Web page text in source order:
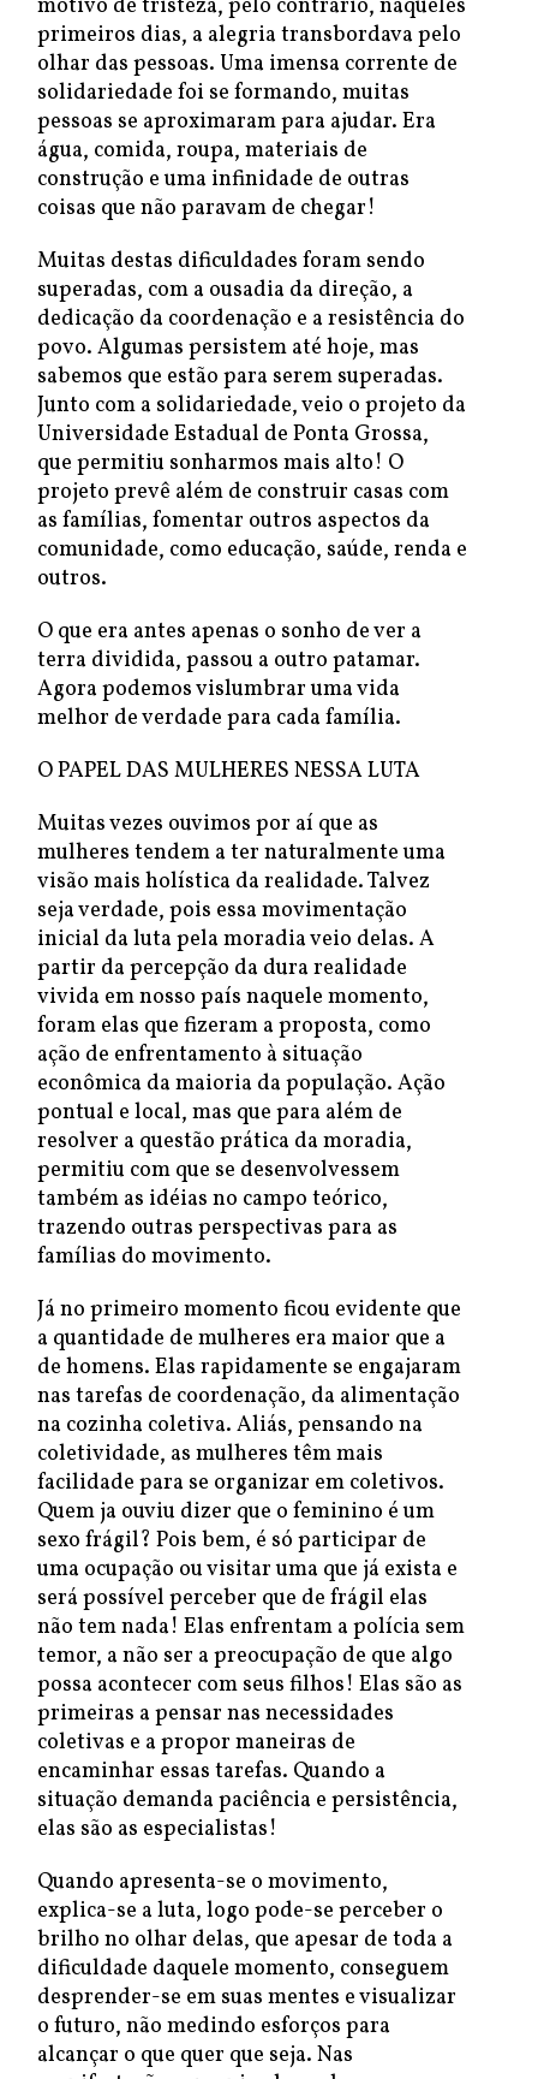
motivo de tristeza, pelo contrário, naqueles
primeiros dias, a alegria transbordava pelo
olhar das pessoas. Uma imensa corrente de
solidariedade foi se formando, muitas
pessoas se aproximaram para ajudar. Era
água, comida, roupa, materiais de
construção e uma infinidade de outras
coisas que não paravam de chegar!
Muitas destas dificuldades foram sendo
superadas, com a ousadia da direção, a
dedicação da coordenação e a resistência do
povo. Algumas persistem até hoje, mas
sabemos que estão para serem superadas.
Junto com a solidariedade, veio o projeto da
Universidade Estadual de Ponta Grossa,
que permitiu sonharmos mais alto! O
projeto prevê além de construir casas com
as famílias, fomentar outros aspectos da
comunidade, como educação, saúde, renda e
outros.
O que era antes apenas o sonho de ver a
terra dividida, passou a outro patamar.
Agora podemos vislumbrar uma vida
melhor de verdade para cada família.
O PAPEL DAS MULHERES NESSA LUTA
Muitas vezes ouvimos por aí que as
mulheres tendem a ter naturalmente uma
visão mais holística da realidade. Talvez
seja verdade, pois essa movimentação
inicial da luta pela moradia veio delas. A
partir da percepção da dura realidade
vivida em nosso país naquele momento,
foram elas que fizeram a proposta, como
ação de enfrentamento à situação
econômica da maioria da população. Ação
pontual e local, mas que para além de
resolver a questão prática da moradia,
permitiu com que se desenvolvessem
também as idéias no campo teórico,
trazendo outras perspectivas para as
famílias do movimento.
Já no primeiro momento ficou evidente que
a quantidade de mulheres era maior que a
de homens. Elas rapidamente se engajaram
nas tarefas de coordenação, da alimentação
na cozinha coletiva. Aliás, pensando na
coletividade, as mulheres têm mais
facilidade para se organizar em coletivos.
Quem ja ouviu dizer que o feminino é um
sexo frágil? Pois bem, é só participar de
uma ocupação ou visitar uma que já exista e
será possível perceber que de frágil elas
não tem nada! Elas enfrentam a polícia sem
temor, a não ser a preocupação de que algo
possa acontecer com seus filhos! Elas são as
primeiras a pensar nas necessidades
coletivas e a propor maneiras de
encaminhar essas tarefas. Quando a
situação demanda paciência e persistência,
elas são as especialistas!
Quando apresenta-se o movimento,
explica-se a luta, logo pode-se perceber o
brilho no olhar delas, que apesar de toda a
dificuldade daquele momento, conseguem
desprender-se em suas mentes e visualizar
o futuro, não medindo esforços para
alcançar o que quer que seja. Nas